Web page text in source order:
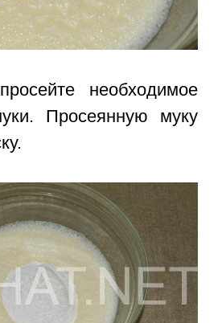
необходимое
Просеянную муку